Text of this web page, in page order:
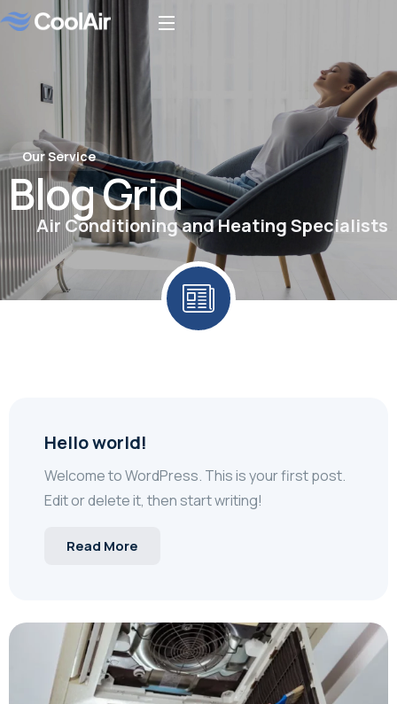
Our Service
Blog Grid
Air Conditioning and Heating Specialists
Hello world!
Welcome to WordPress. This is your first post.
Edit or delete it, then start writing!
Read More